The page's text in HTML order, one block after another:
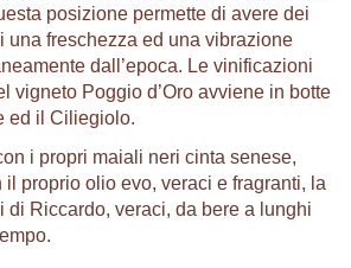
posizione permette di avere dei
freschezza ed una vibrazione
dall’epoca. Le vinificazioni
vigneto Poggio d’Oro avviene in botte
ed il Ciliegiolo.
i propri maiali neri cinta senese,
proprio olio evo, veraci e fragranti, la
Riccardo, veraci, da bere a lunghi